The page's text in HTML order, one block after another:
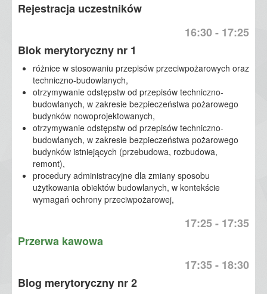
Rejestracja uczestników
16:30 - 17:25
Blok merytoryczny nr 1
​​różnice w stosowaniu przepisów przeciwpożarowych oraz
techniczno-budowlanych,
otrzymywanie odstępstw od przepisów techniczno-
budowlanych, w zakresie bezpieczeństwa pożarowego
budynków nowoprojektowanych,
otrzymywanie odstępstw od przepisów techniczno-
budowlanych, w zakresie bezpieczeństwa pożarowego
budynków istniejących (przebudowa, rozbudowa,
remont),
procedury administracyjne dla zmiany sposobu
użytkowania obiektów budowlanych, w kontekście
wymagań ochrony przeciwpożarowej,
17:25 - 17:35
Przerwa kawowa
17:35 - 18:30
Blog merytoryczny nr 2